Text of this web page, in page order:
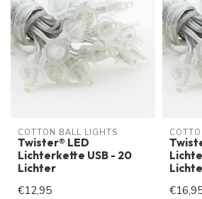
COTTON BALL LIGHTS
Twister® LED
Lichterkette USB - 20
Lichter
€12,95